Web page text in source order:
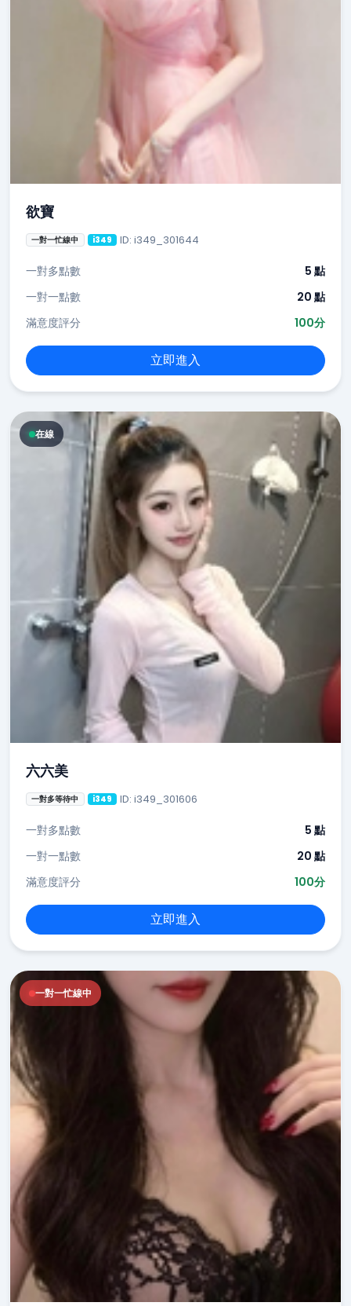
欲寶
一對一忙線中 i349 ID: i349_301644
一對多點數
5 點
一對一點數
20 點
滿意度評分
100分
立即進入
在線
六六美
一對多等待中 i349 ID: i349_301606
一對多點數
5 點
一對一點數
20 點
滿意度評分
100分
立即進入
一對一忙線中